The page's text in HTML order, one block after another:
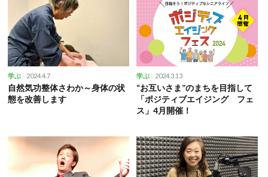
学ぶ 2024.4.7
自然気功整体さわか～身体の状
態を改善します
学ぶ 2024.3.13
“お互いさま”のまちを目指して
「ポジティブエイジング フェ
ス」4月開催！